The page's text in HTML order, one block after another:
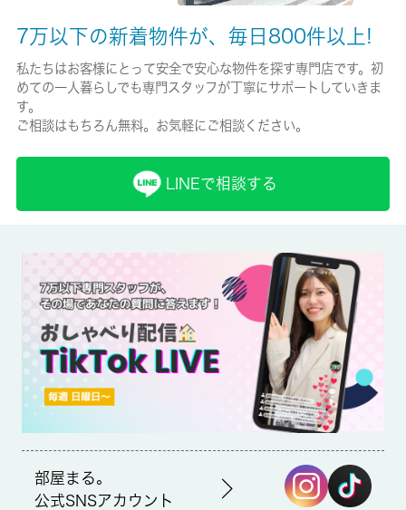
保険加入/料金
有/17900円
保険名/保険期間
-/-
パナソニック ホームズ賃貸サポート 初回保証加入料：月支払総
額の50％（家賃・共益費・駐車場等の付帯料含む）／月額事務手
数料：月々のご請求金額の２％（消費税込、契約更新月は更新料
含む）
賃貸区分/契約期間
取引形態
仲介
7万以下の新着物件が、毎日800件以上!
私たちはお客様にとって安全で安心な物件を探す専門店です。初
めての一人暮らしでも専門スタッフが丁寧にサポートしていきま
す。
ご相談はもちろん無料。お気軽にご相談ください。
LINEで相談する
部屋まる。
公式SNSアカウント